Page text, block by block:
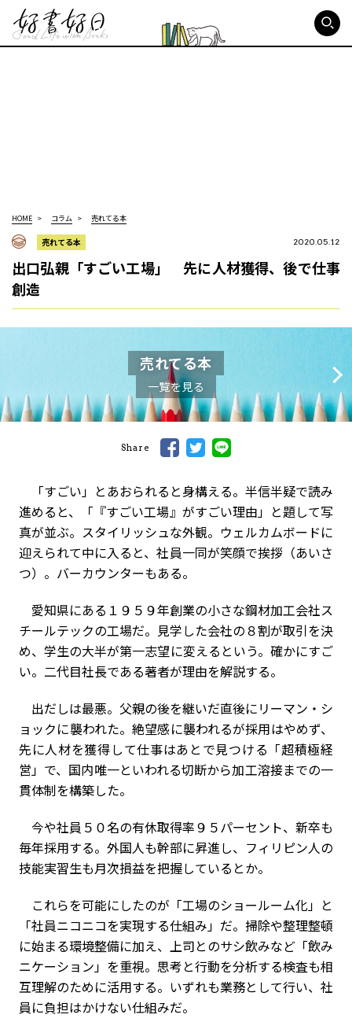
HOME コラム 売れてる本
売れてる本 2020.05.12
出口弘親「すごい工場」 先に人材獲得、後で仕事
創造
売れてる本
一覧を見る
Share
「すごい」とあおられると身構える。半信半疑で読み
進めると、「『すごい工場』がすごい理由」と題して写
真が並ぶ。スタイリッシュな外観。ウェルカムボードに
迎えられて中に入ると、社員一同が笑顔で挨拶（あいさ
つ）。バーカウンターもある。
愛知県にある１９５９年創業の小さな鋼材加工会社ス
チールテックの工場だ。見学した会社の８割が取引を決
め、学生の大半が第一志望に変えるという。確かにすご
い。二代目社長である著者が理由を解説する。
出だしは最悪。父親の後を継いだ直後にリーマン・シ
ョックに襲われた。絶望感に襲われるが採用はやめず、
先に人材を獲得して仕事はあとで見つける「超積極経
営」で、国内唯一といわれる切断から加工溶接までの一
貫体制を構築した。
今や社員５０名の有休取得率９５パーセント、新卒も
毎年採用する。外国人も幹部に昇進し、フィリピン人の
技能実習生も月次損益を把握しているとか。
これらを可能にしたのが「工場のショールーム化」と
「社員ニコニコを実現する仕組み」だ。掃除や整理整頓
に始まる環境整備に加え、上司とのサシ飲みなど「飲み
ニケーション」を重視。思考と行動を分析する検査も相
互理解のために活用する。いずれも業務として行い、社
員に負担はかけない仕組みだ。